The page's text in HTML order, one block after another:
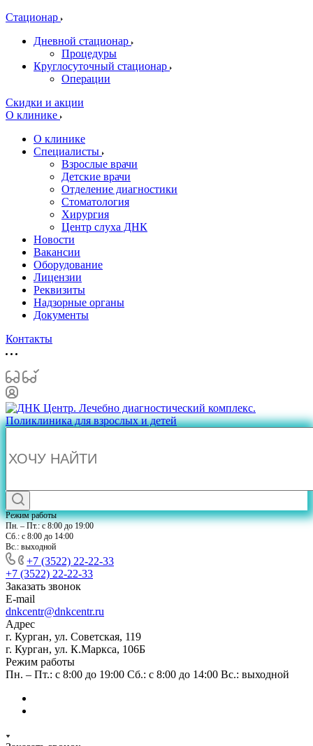
Стационар
Дневной стационар
Процедуры
Круглосуточный стационар
Операции
Скидки и акции
О клинике
О клинике
Специалисты
Взрослые врачи
Детские врачи
Отделение диагностики
Стоматология
Хирургия
Центр слуха ДНК
Новости
Вакансии
Оборудование
Лицензии
Реквизиты
Надзорные органы
Документы
Контакты
Режим работы
Пн. – Пт.: с 8:00 до 19:00
Сб.: с 8:00 до 14:00
Вс.: выходной
+7 (3522) 22-22-33
+7 (3522) 22-22-33
Заказать звонок
E-mail
dnkcentr@dnkcentr.ru
Адрес
г. Курган, ул. Советская, 119
г. Курган, ул. К.Маркса, 106Б
Режим работы
Пн. – Пт.: с 8:00 до 19:00 Сб.: с 8:00 до 14:00 Вс.: выходной